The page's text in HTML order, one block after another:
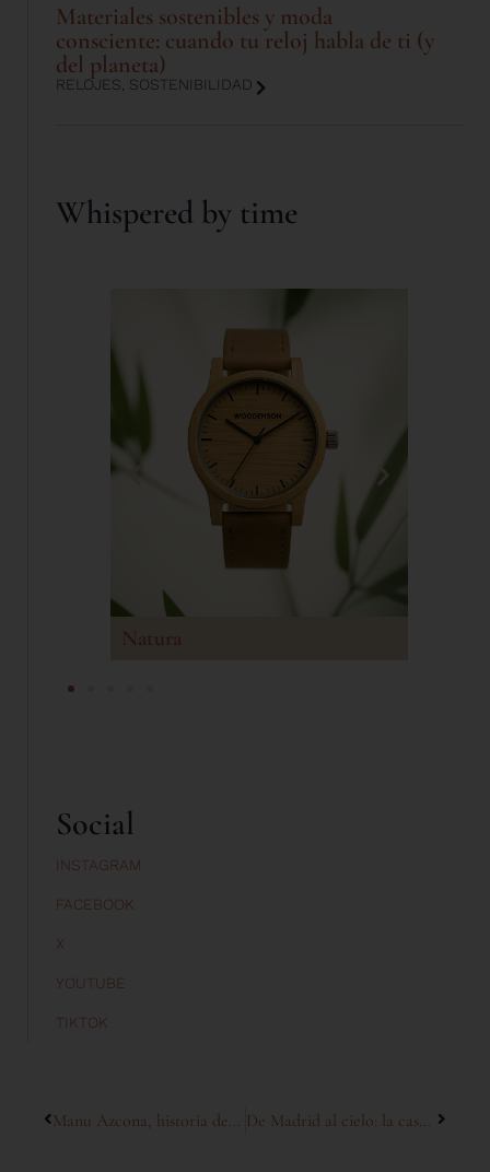
Materiales sostenibles y moda
consciente: cuando tu reloj habla de ti (y
del planeta)
RELOJES SOSTENIBILIDAD
Whispered by time
Pulse
Social
INSTAGRAM
FACEBOOK
X
YOUTUBE
TIKTOK
Manu Azcona, historia de un mirador con alma bohemia De Madrid al cielo: la casa de Pepe del Real y Paco Guerreros